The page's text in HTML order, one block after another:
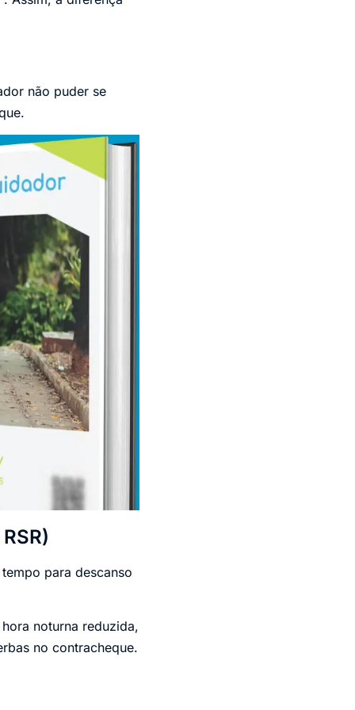
não puder se
para descanso
noturna reduzida,
no contracheque.